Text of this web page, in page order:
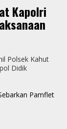
Kapolri
Polsek Kahut
Didik
Pamflet